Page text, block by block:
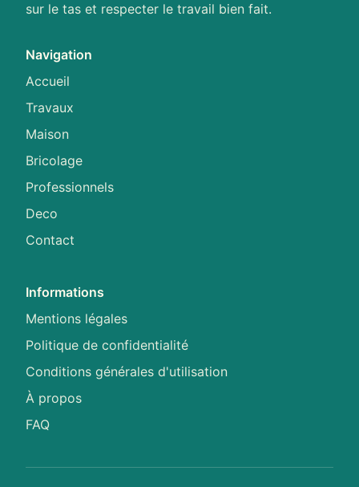
sur le tas et respecter le travail bien fait.
Navigation
Accueil
Travaux
Maison
Bricolage
Professionnels
Deco
Contact
Informations
Mentions légales
Politique de confidentialité
Conditions générales d'utilisation
À propos
FAQ